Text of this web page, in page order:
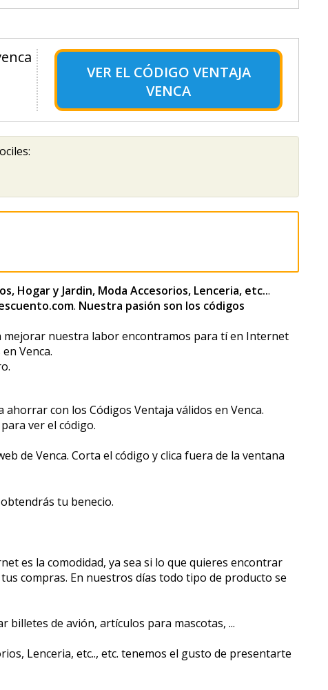
VER EL CÓDIGO VENTAJA
VENCA
Hogar y Jardin, Moda Accesorios, Lenceria, etc...
. Nuestra pasión son los códigos
mejorar nuestra labor encontramos para tí en Internet
Venca.
ahorrar con los Códigos Ventaja válidos en Venca.
para ver el código.
de Venca. Corta el código y clica fuera de la ventana
tu beneficio.
es la comodidad, ya sea si lo que quieres encontrar
compras. En nuestros días todo tipo de producto se
de avión, artículos para mascotas, ...
Lenceria, etc.., etc. tenemos el gusto de presentarte